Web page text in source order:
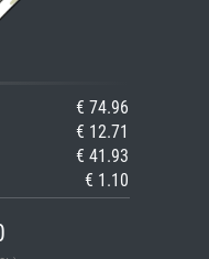
€ 74.96
€ 12.71
€ 41.93
€ 1.10